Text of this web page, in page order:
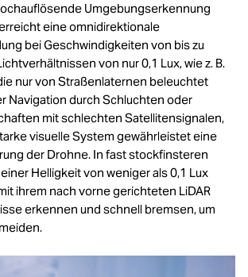
Umgebungserkennung
eine omnidirektionale
bei Geschwindigkeiten von bis zu
von nur 0,1 Lux, wie z. B.
nur von Straßenlaternen beleuchtet
Navigation durch Schluchten oder
mit schlechten Satellitensignalen,
visuelle System gewährleistet eine
der Drohne. In fast stockfinsteren
Helligkeit von weniger als 0,1 Lux
ihrem nach vorne gerichteten LiDAR
erkennen und schnell bremsen, um